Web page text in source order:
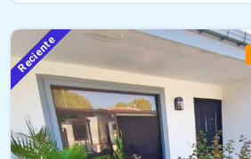
Reciente